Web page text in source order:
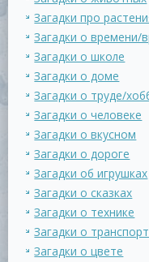
Загадки про
Загадки о времени/
Загадки о школе
Загадки о доме
Загадки о труде/
Загадки о человеке
Загадки о вкусном
Загадки о дороге
Загадки об игрушках
Загадки о сказках
Загадки о технике
Загадки о
Загадки о цвете